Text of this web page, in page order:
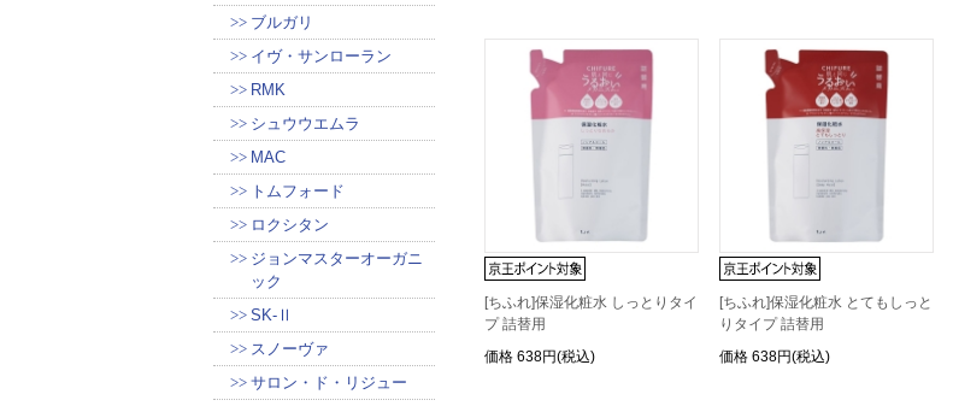
ブルガリ
イヴ・サンローラン
RMK
シュウウエムラ
MAC
トムフォード
ロクシタン
ジョンマスターオーガニ
ック
SK-Ⅱ
スノーヴァ
サロン・ド・リジュー
[ちふれ]保湿化粧水 しっとりタイ
プ 詰替用
価格 638円(税込)
[ちふれ]保湿化粧水 とてもしっと
りタイプ 詰替用
価格 638円(税込)